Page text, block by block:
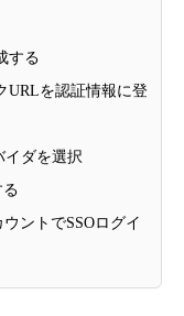
する
URLを認証情報に登
イダを選択
る
ウントでSSOログイ